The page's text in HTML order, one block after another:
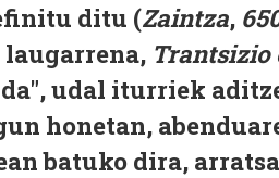
ditu (Zaintza,
laugarrena, Trantsizio
udal iturriek
honetan,
batuko dira,